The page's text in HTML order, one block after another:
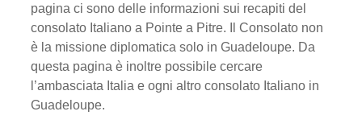
pagina ci sono delle informazioni sui recapiti del
consolato Italiano a Pointe a Pitre. Il Consolato non
è la missione diplomatica solo in Guadeloupe. Da
questa pagina è inoltre possibile cercare
l’ambasciata Italia e ogni altro consolato Italiano in
Guadeloupe.